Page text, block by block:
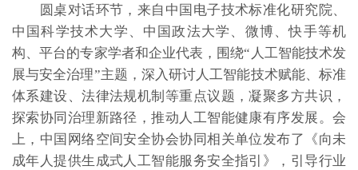
圆桌对话环节，来自中国电子技术标准化研究院、
中国科学技术大学、中国政法大学、微博、快手等机
构、平台的专家学者和企业代表，围绕“人工智能技术发
展与安全治理”主题，深入研讨人工智能技术赋能、标准
体系建设、法律法规机制等重点议题，凝聚多方共识，
探索协同治理新路径，推动人工智能健康有序发展。会
上，中国网络空间安全协会协同相关单位发布了《向未
成年人提供生成式人工智能服务安全指引》，引导行业